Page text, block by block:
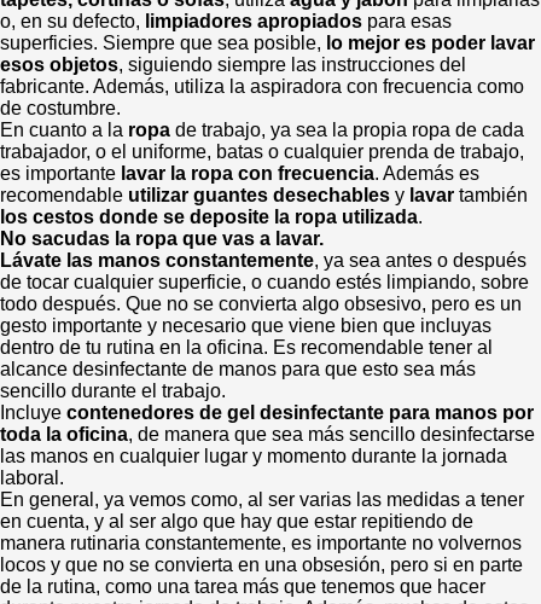
o, en su defecto, limpiadores apropiados para esas
superficies. Siempre que sea posible, lo mejor es poder lavar
esos objetos, siguiendo siempre las instrucciones del
fabricante. Además, utiliza la aspiradora con frecuencia como
de costumbre.
En cuanto a la ropa de trabajo, ya sea la propia ropa de cada
trabajador, o el uniforme, batas o cualquier prenda de trabajo,
es importante lavar la ropa con frecuencia. Además es
recomendable utilizar guantes desechables y lavar también
los cestos donde se deposite la ropa utilizada.
No sacudas la ropa que vas a lavar.
Lávate las manos constantemente, ya sea antes o después
de tocar cualquier superficie, o cuando estés limpiando, sobre
todo después. Que no se convierta algo obsesivo, pero es un
gesto importante y necesario que viene bien que incluyas
dentro de tu rutina en la oficina. Es recomendable tener al
alcance desinfectante de manos para que esto sea más
sencillo durante el trabajo.
Incluye contenedores de gel desinfectante para manos por
toda la oficina, de manera que sea más sencillo desinfectarse
las manos en cualquier lugar y momento durante la jornada
laboral.
En general, ya vemos como, al ser varias las medidas a tener
en cuenta, y al ser algo que hay que estar repitiendo de
manera rutinaria constantemente, es importante no volvernos
locos y que no se convierta en una obsesión, pero si en parte
de la rutina, como una tarea más que tenemos que hacer